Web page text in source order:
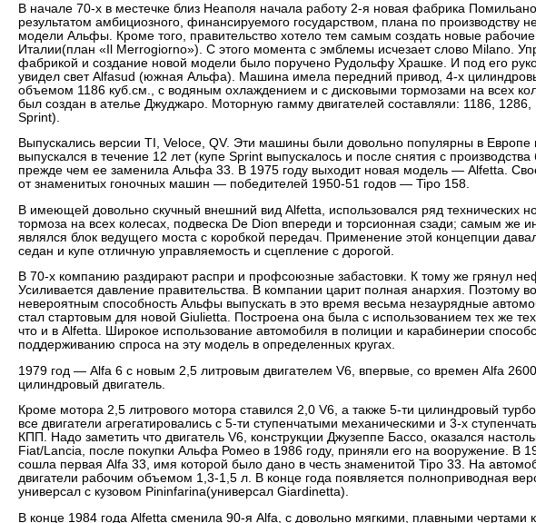
В начале 70-х в местечке близ Неаполя начала работу 2-я новая фабрика
результатом амбициозного, финансируемого государством, плана по производству
модели Альфы. Кроме того, правительство хотело тем самым создать новые
Италии(план «Il Merrogiorno»). С этого момента с эмблемы исчезает слово Milano.
фабрикой и создание новой модели было поручено Рудольфу Храшке. И под его
увидел свет Alfasud (южная Альфа). Машина имела передний привод, 4-х
объемом 1186 куб.см., с водяным охлаждением и с дисковыми тормозами на всех
был создан в ателье Джуджаро. Моторную гамму двигателей составляли: 1186,
Sprint).
Выпускались версии TI, Veloce, QV. Эти машины были довольно популярны в Европе
выпускался в течение 12 лет (купе Sprint выпускалось и после снятия с
прежде чем ее заменила Альфа 33. В 1975 году выходит новая модель — Alfetta.
от знаменитых гоночных машин — победителей 1950-51 годов — Tipo 158.
В имеющей довольно скучный внешний вид Alfetta, использовался ряд технических
тормоза на всех колесах, подвеска De Dion впереди и торсионная сзади; самым же
являлся блок ведущего моста с коробкой передач. Применение этой концепции
седан и купе отличную управляемость и сцепление с дорогой.
В 70-х компанию раздирают распри и профсоюзные забастовки. К тому же грянул
Усиливается давление правительства. В компании царит полная анархия. Поэтому
невероятным способность Альфы выпускать в это время весьма незаурядные
стал стартовым для новой Giulietta. Построена она была с использованием тех же
что и в Alfetta. Широкое использование автомобиля в полиции и карабинерии
поддерживанию спроса на эту модель в определенных кругах.
1979 год — Alfa 6 с новым 2,5 литровым двигателем V6, впервые, со времен Alfa
цилиндровый двигатель.
Кроме мотора 2,5 литрового мотора ставился 2,0 V6, а также 5-ти цилиндровый
все двигатели агрегатировались с 5-ти ступенчатыми механическими и 3-х
КПП. Надо заметить что двигатель V6, конструкции Джузеппе Бассо, оказался
Fiat/Lancia, после покупки Альфа Ромео в 1986 году, приняли его на вооружение. В
сошла первая Alfa 33, имя которой было дано в честь знаменитой Tipo 33. На
двигатели рабочим объемом 1,3-1,5 л. В конце года появляется полноприводная
универсал с кузовом Pininfarina(универсал Giardinetta).
В конце 1984 года Alfetta сменила 90-я Alfa, с довольно мягкими, плавными чертами